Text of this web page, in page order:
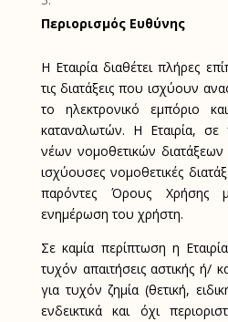
Περιορισμός Ευθύνης
Η Εταιρία διαθέτει πλήρες
τις διατάξεις που ισχύουν
το ηλεκτρονικό εμπόριο
καταναλωτών. Η Εταιρία, σε
νέων νομοθετικών
ισχύουσες νομοθετικές
παρόντες Όρους
ενημέρωση του χρήστη.
Σε καμία περίπτωση η
τυχόν απαιτήσεις αστικής ή/
για τυχόν ζημία (θετική,
ενδεικτικά και όχι